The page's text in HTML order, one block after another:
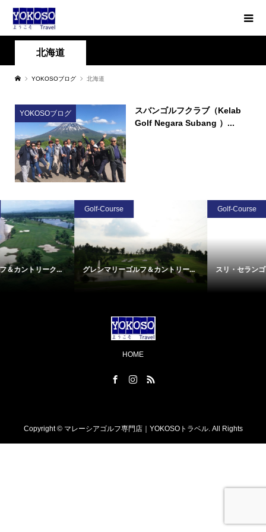
北海道
YOKOSOブログ 北海道
YOKOSOブログ
スバンゴルフクラブ（Kelab
Golf Negara Subang ）...
Golf-Course
グレンマリーゴルフ＆カントリー... スリ・セランゴールゴルフクラブ
HOME
Copyright ©マレーシアゴルフ専門店｜YOKOSOトラベル. All Rights